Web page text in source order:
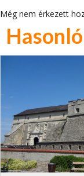
Még nem érkezett